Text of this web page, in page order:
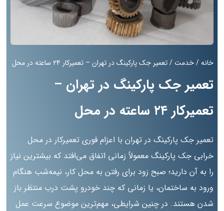
خانه/خدمت/ تعمیر جک پارکینگ در تهران – تعمیرکار ۲۴ ساعته در محل
تعمیر جک پارکینگ در تهران –
تعمیرکار ۲۴ ساعته در محل
تعمیر جک پارکینگ در تهران با اعزام فوری تعمیرکار در محل
خرابی جک پارکینگ معمولاً زمانی اتفاق می‌افتد که بیشترین نیاز
را به آن دارید؛ صبح زود برای رفتن به محل کار، نیمه‌شب هنگام
ورود به ساختمان، یا زمانی که چند خودرو پشت درب منتظر باز
شدن هستند. در چنین شرایطی، مهم‌ترین موضوع سرعت عمل